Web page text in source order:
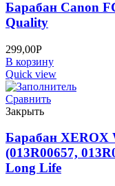
Барабан Canon
Quality
299,00Р
В корзину
Quick view
Сравнить
Закрыть
Барабан XEROX
(013R00657,
Long Life